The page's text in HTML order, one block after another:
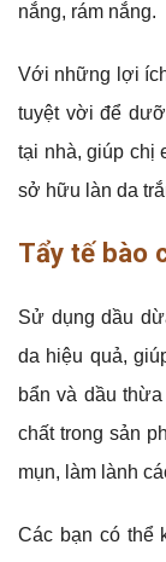
nắng, rám nắng.
Với những lợi
tuyệt vời để
tại nhà, giúp chị
sở hữu làn da
Tẩy tế bào
Sử dụng dầu
da hiệu quả,
bẩn và dầu
chất trong sản
mụn, làm lành
Các bạn có thể